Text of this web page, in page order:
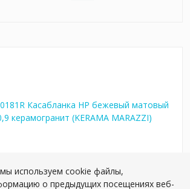
используем cookie файлы,
о предыдущих посещениях веб-